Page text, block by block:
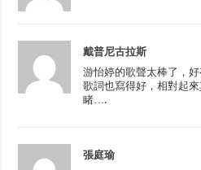
戴普尼古拉斯
游怡婷的歌聲太棒了，
歌詞也寫得好，相對起
睹….
張庭瑜